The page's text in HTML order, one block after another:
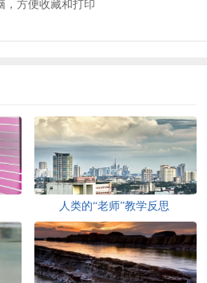
，方便收藏和打印
人类的“老师”教学反思